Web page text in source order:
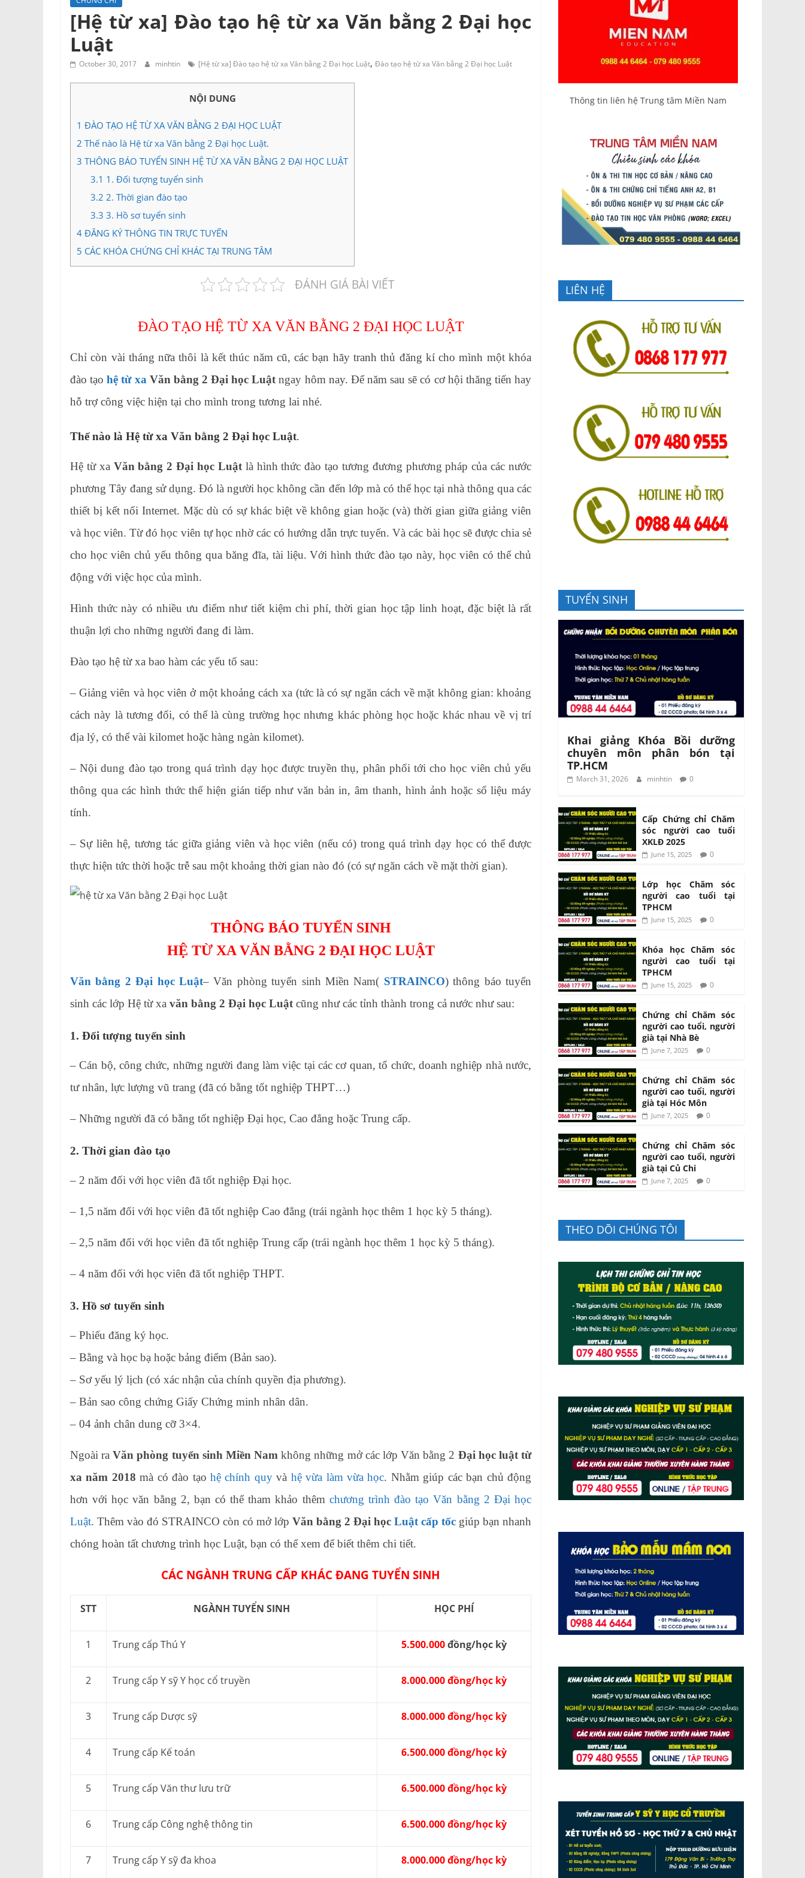
Tư
vấn
Miền
Nam
[Hệ từ xa] Đào tạo hệ từ xa Văn bằng 2 Đại học
Luật
October 30, 2017 minhtin [Hệ từ xa] Đào tạo hệ từ xa Văn bằng 2 Đại học Luật, Đào tạo hệ từ xa Văn bằng 2 Đại học Luật
NỘI DUNG
1 ĐÀO TẠO HỆ TỪ XA VĂN BẰNG 2 ĐẠI HỌC LUẬT
2 Thế nào là Hệ từ xa Văn bằng 2 Đại học Luật.
3 THÔNG BÁO TUYỂN SINH HỆ TỪ XA VĂN BẰNG 2 ĐẠI HỌC LUẬT
3.1 1. Đối tượng tuyển sinh
3.2 2. Thời gian đào tạo
3.3 3. Hồ sơ tuyển sinh
4 ĐĂNG KÝ THÔNG TIN TRỰC TUYẾN
5 CÁC KHÓA CHỨNG CHỈ KHÁC TẠI TRUNG TÂM
ĐÁNH GIÁ BÀI VIẾT
ĐÀO TẠO HỆ TỪ XA VĂN BẰNG 2 ĐẠI HỌC LUẬT
Chỉ còn vài tháng nữa thôi là kết thúc năm cũ, các bạn hãy tranh thủ đăng kí cho mình một khóa
đào tạohệ từ xa Văn bằng 2 Đại học Luật ngay hôm nay. Để năm sau sẽ có cơ hội thăng tiến hay
hỗ trợ công việc hiện tại cho mình trong tương lai nhé.
Thế nào là Hệ từ xa Văn bằng 2 Đại học Luật.
Hệ từ xa Văn bằng 2 Đại học Luậtlà hình thức đào tạo tương đương phương pháp của các nước
phương Tây đang sử dụng. Đó là người học không cần đến lớp mà có thể học tại nhà thông qua các
thiết bị kết nối Internet. Mặc dù có sự khác biệt về không gian hoặc (và) thời gian giữa giảng viên
và học viên. Từ đó học viên tự học nhờ các có hướng dẫn trực tuyến. Và các bài học sẽ được chia sẻ
cho học viên chủ yếu thông qua băng đĩa, tài liệu. Với hình thức đào tạo này, học viên có thể chủ
động với việc học của mình.
Hình thức này có nhiều ưu điểm như tiết kiệm chi phí, thời gian học tập linh hoạt, đặc biệt là rất
thuận lợi cho những người đang đi làm.
Đào tạo hệ từ xa bao hàm các yếu tố sau:
– Giảng viên và học viên ở một khoảng cách xa (tức là có sự ngăn cách về mặt không gian: khoảng
cách này là tương đối, có thể là cùng trường học nhưng khác phòng học hoặc khác nhau về vị trí
địa lý, có thể vài kilomet hoặc hàng ngàn kilomet).
– Nội dung đào tạo trong quá trình dạy học được truyền thụ, phân phối tới cho học viên chủ yếu
thông qua các hình thức thể hiện gián tiếp như văn bản in, âm thanh, hình ảnh hoặc số liệu máy
tính.
– Sự liên hệ, tương tác giữa giảng viên và học viên (nếu có) trong quá trình dạy học có thể được
thực hiện tức thời hoặc trễ sau một khoảng thời gian nào đó (có sự ngăn cách về mặt thời gian).
THÔNG BÁO TUYỂN SINH
HỆ TỪ XA VĂN BẰNG 2 ĐẠI HỌC LUẬT
Văn bằng 2 Đại học Luật– Văn phòng tuyển sinh Miền Nam( STRAINCO) thông báo tuyển
sinh các lớp Hệ từ xa văn bằng 2 Đại học Luật cũng như các tỉnh thành trong cả nước như sau:
1. Đối tượng tuyển sinh
– Cán bộ, công chức, những người đang làm việc tại các cơ quan, tổ chức, doanh nghiệp nhà nước,
tư nhân, lực lượng vũ trang (đã có bằng tốt nghiệp THPT…)
– Những người đã có bằng tốt nghiệp Đại học, Cao đẳng hoặc Trung cấp.
2. Thời gian đào tạo
– 2 năm đối với học viên đã tốt nghiệp Đại học.
– 1,5 năm đối với học viên đã tốt nghiệp Cao đẳng (trái ngành học thêm 1 học kỳ 5 tháng).
– 2,5 năm đối với học viên đã tốt nghiệp Trung cấp (trái ngành học thêm 1 học kỳ 5 tháng).
– 4 năm đối với học viên đã tốt nghiệp THPT.
3. Hồ sơ tuyển sinh
– Phiếu đăng ký học.
– Bằng và học bạ hoặc bảng điểm (Bản sao).
– Sơ yếu lý lịch (có xác nhận của chính quyền địa phương).
– Bản sao công chứng Giấy Chứng minh nhân dân.
– 04 ảnh chân dung cỡ 3×4.
Ngoài raVăn phòng tuyển sinh Miền Nam không những mở các lớp Văn bằng 2 Đại học luật từ
xa năm 2018mà có đào tạohệ chính quyvà hệ vừa làm vừa học. Nhằm giúp các bạn chủ động
hơn với học văn bằng 2, bạn có thể tham khảo thêm chương trình đào tạo Văn bằng 2 Đại học
Luật. Thêm vào đó STRAINCO còn có mở lớp Văn bằng 2 Đại học Luật cấp tốc giúp bạn nhanh
chóng hoàn tất chương trình học Luật, bạn có thể xem để biết thêm chi tiết.
CÁC NGÀNH TRUNG CẤP KHÁC ĐANG TUYỂN SINH
STT NGÀNH TUYỂN SINH HỌC PHÍ
1 Trung cấp Thú Y 5.500.000đồng/học kỳ
2 Trung cấp Y sỹ Y học cổ truyền 8.000.000 đồng/học kỳ
3 Trung cấp Dược sỹ 8.000.000 đồng/học kỳ
4 Trung cấp Kế toán 6.500.000 đồng/học kỳ
5 Trung cấp Văn thư lưu trữ 6.500.000 đồng/học kỳ
6 Trung cấp Công nghệ thông tin 6.500.000 đồng/học kỳ
7 Trung cấp Y sỹ đa khoa 8.000.000 đồng/học kỳ
Thông tin liên hệ Trung tâm Miền Nam
LIÊN HỆ
TUYỂN SINH
Khai giảng Khóa Bồi dưỡng
chuyên môn phân bón tại
TP.HCM
March 31, 2026 minhtin 0
Cấp Chứng chỉ Chăm
sóc người cao tuổi
XKLĐ 2025
June 15, 2025 0
Lớp học Chăm sóc
người cao tuổi tại
TPHCM
June 15, 2025 0
Khóa học Chăm sóc
người cao tuổi tại
TPHCM
June 15, 2025 0
Chứng chỉ Chăm sóc
người cao tuổi, người
già tại Nhà Bè
June 7, 2025 0
Chứng chỉ Chăm sóc
người cao tuổi, người
già tại Hóc Môn
June 7, 2025 0
Chứng chỉ Chăm sóc
người cao tuổi, người
già tại Củ Chi
June 7, 2025 0
THEO DÕI CHÚNG TÔI